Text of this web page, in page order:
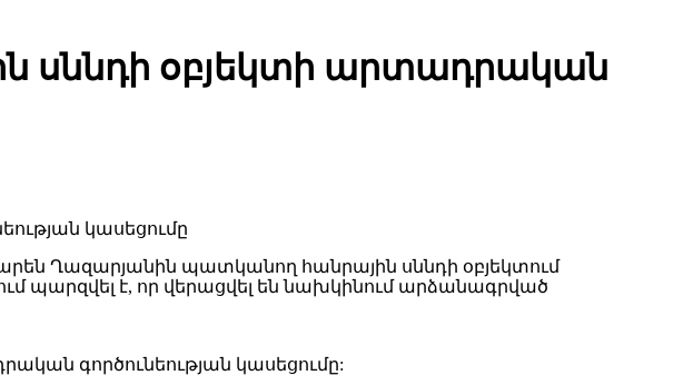
սննդի օբյեկտի արտադրական
Ղազարյանին պատկանող հանրային սննդի օբյեկտում
պարզվել է, որ վերացվել են նախկինում արձանագրված
գործունեության կասեցումը: